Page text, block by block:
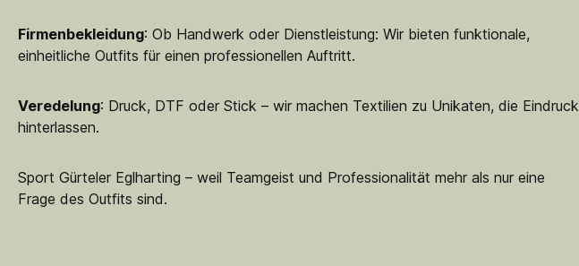
Firmenbekleidung: Ob Handwerk oder Dienstleistung: Wir bieten funktionale,
einheitliche Outfits für einen professionellen Auftritt.
Veredelung: Druck, DTF oder Stick – wir machen Textilien zu Unikaten, die Eindruck
hinterlassen.
Sport Gürteler Eglharting – weil Teamgeist und Professionalität mehr als nur eine
Frage des Outfits sind.